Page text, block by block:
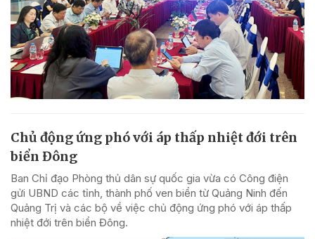
Chủ động ứng phó với áp thấp nhiệt đới trên
biển Đông
Ban Chỉ đạo Phòng thủ dân sự quốc gia vừa có Công điện
gửi UBND các tỉnh, thành phố ven biển từ Quảng Ninh đến
Quảng Trị và các bộ về việc chủ động ứng phó với áp thấp
nhiệt đới trên biển Đông.